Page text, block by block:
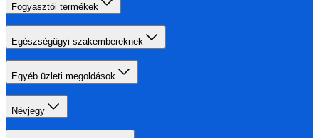
Fogyasztói termékek
Egészségügyi szakembereknek
Egyéb üzleti megoldások
Névjegy